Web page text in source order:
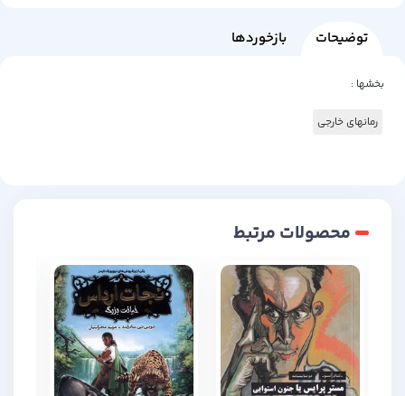
توضیحات بازخوردها
بخشها :
رمانهای خارجی
محصولات مرتبط